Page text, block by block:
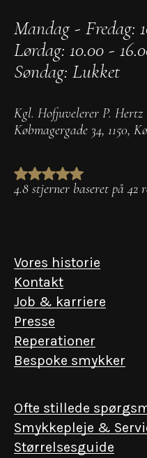
Mandag - Fredag:
Lørdag: 10.00 -
Søndag: Lukket
Kgl. Hofjuvelerer P. Hertz
Købmagergade 34, 1150,
4.8 stjerner baseret på 42
Vores historie
Kontakt
Job & karriere
Presse
Reperationer
Bespoke smykker
Ofte stillede
Smykkepleje &
Størrelsesguide